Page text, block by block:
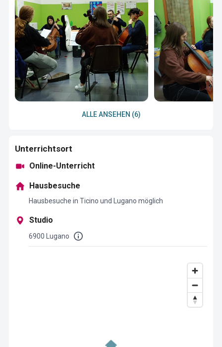
ALLE ANSEHEN (6)
Unterrichtsort
Online-Unterricht
Hausbesuche
Hausbesuche in Ticino und Lugano möglich
Studio
6900 Lugano